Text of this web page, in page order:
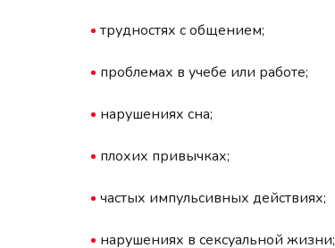
трудностях с общением;
проблемах в учебе или работе;
нарушениях сна;
плохих привычках;
частых импульсивных действиях;
нарушениях в сексуальной жизни;